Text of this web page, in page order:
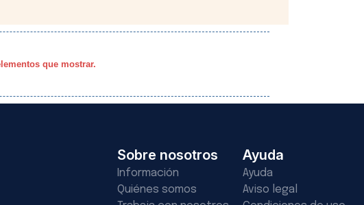
que mostrar.
Sobre nosotros
Información
Quiénes somos
Ayuda
Ayuda
Aviso legal